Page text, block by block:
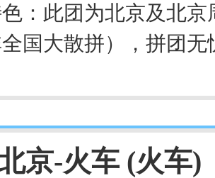
：此团为北京及北京
国大散拼），拼团无
京-火车 (火车)